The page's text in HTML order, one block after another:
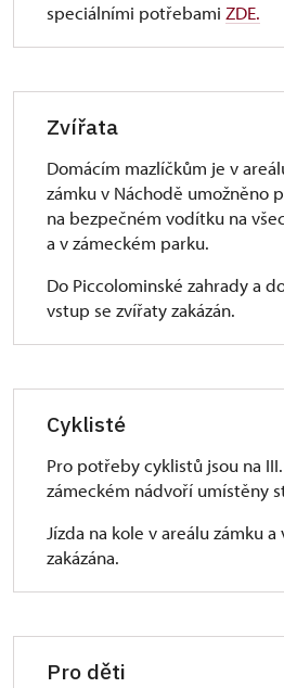
speciálními potřebami ZDE.
Zvířata
Domácím mazlíčkům je v
zámku v Náchodě umožněno
na bezpečném vodítku na
a v zámeckém parku.
Do Piccolominské zahrady a
vstup se zvířaty zakázán.
Cyklisté
Pro potřeby cyklistů jsou na III.
zámeckém nádvoří umístěny
Jízda na kole v areálu zámku a
zakázána.
Pro děti